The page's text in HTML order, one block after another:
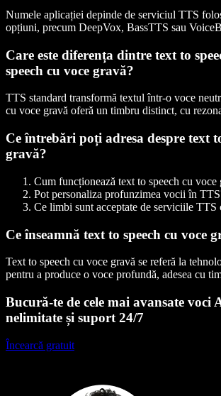
Numele aplicației depinde de serviciul TTS
opțiuni, precum DeepVox, BassTTS sau
Care este diferența dintre text to
speech cu voce gravă?
TTS standard transformă textul într-o voce
cu voce gravă oferă un timbru distinct, cu
Ce întrebări poți adresa despre text
gravă?
Cum funcționează text to speech cu voce
Pot personaliza profunzimea vocii în
Ce limbi sunt acceptate de serviciile TTS
Ce înseamnă text to speech cu voce
Text to speech cu voce gravă se referă la
pentru a produce o voce profundă, adesea cu
Bucură-te de cele mai avansate voci
nelimitate și suport 24/7
Încearcă gratuit